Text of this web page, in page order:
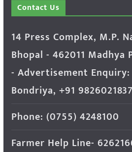
Contact Us
14 Press Complex, M.P.
Bhopal - 462011 Madhya
- Advertisement
Bondriya, +91 9826021837
Phone: (0755) 4248100
Farmer Help Line-